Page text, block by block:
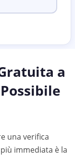
a
una verifica
immediata è la